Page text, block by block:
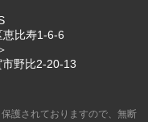
恵比寿1-6-6
野比2-20-13
護されておりますので、無断